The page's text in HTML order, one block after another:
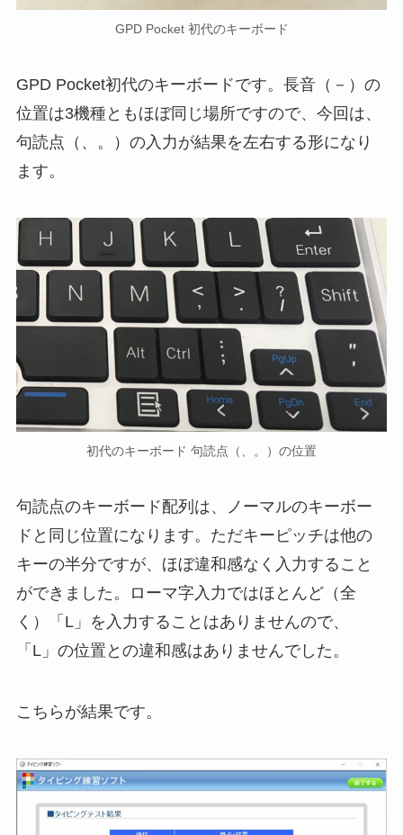
GPD Pocket 初代のキーボード
GPD Pocket初代のキーボードです。長音（－）の
位置は3機種ともほぼ同じ場所ですので、今回は、
句読点（、。）の入力が結果を左右する形になり
ます。
初代のキーボード 句読点（、。）の位置
句読点のキーボード配列は、ノーマルのキーボー
ドと同じ位置になります。ただキーピッチは他の
キーの半分ですが、ほぼ違和感なく入力すること
ができました。ローマ字入力ではほとんど（全
く）「L」を入力することはありませんので、
「L」の位置との違和感はありませんでした。
こちらが結果です。